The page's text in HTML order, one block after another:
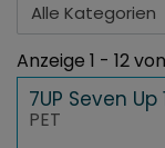
Alle Kategorien
Anzeige 1 - 12
7UP Seven Up
PET